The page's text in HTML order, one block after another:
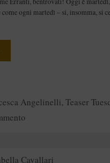
ogni martedì – si, insomma, si
Angelinelli,Teaser
Cavallari